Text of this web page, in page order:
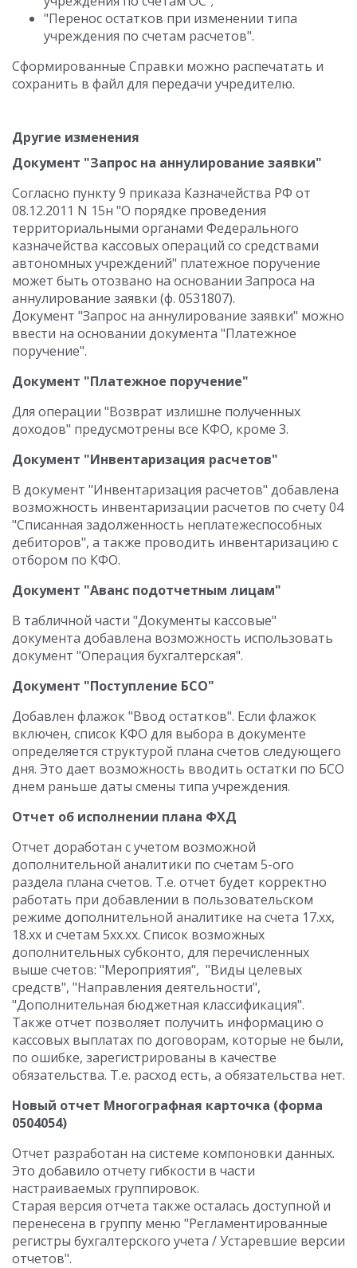
"Перенос остатков при изменении типа
учреждения по счетам расчетов".
Сформированные Справки можно распечатать и
сохранить в файл для передачи учредителю.
Другие изменения
Документ "Запрос на аннулирование заявки"
Согласно пункту 9 приказа Казначейства РФ от
08.12.2011 N 15н "О порядке проведения
территориальными органами Федерального
казначейства кассовых операций со средствами
автономных учреждений" платежное поручение
может быть отозвано на основании Запроса на
аннулирование заявки (ф. 0531807).
Документ "Запрос на аннулирование заявки" можно
ввести на основании документа "Платежное
поручение".
Документ "Платежное поручение"
Для операции "Возврат излишне полученных
доходов" предусмотрены все КФО, кроме 3.
Документ "Инвентаризация расчетов"
В документ "Инвентаризация расчетов" добавлена
возможность инвентаризации расчетов по счету 04
"Списанная задолженность неплатежеспособных
дебиторов", а также проводить инвентаризацию с
отбором по КФО.
Документ "Аванс подотчетным лицам"
В табличной части "Документы кассовые"
документа добавлена возможность использовать
документ "Операция бухгалтерская".
Документ "Поступление БСО"
Добавлен флажок "Ввод остатков". Если флажок
включен, список КФО для выбора в документе
определяется структурой плана счетов следующего
дня. Это дает возможность вводить остатки по БСО
днем раньше даты смены типа учреждения.
Отчет об исполнении плана ФХД
Отчет доработан с учетом возможной
дополнительной аналитики по счетам 5-ого
раздела плана счетов. Т.е. отчет будет корректно
работать при добавлении в пользовательском
режиме дополнительной аналитике на счета 17.хх,
18.хх и счетам 5хх.хх. Список возможных
дополнительных субконто, для перечисленных
выше счетов: "Мероприятия", "Виды целевых
средств", "Направления деятельности",
"Дополнительная бюджетная классификация".
Также отчет позволяет получить информацию о
кассовых выплатах по договорам, которые не были,
по ошибке, зарегистрированы в качестве
обязательства. Т.е. расход есть, а обязательства нет.
Новый отчет Многографная карточка (форма
0504054)
Отчет разработан на системе компоновки данных.
Это добавило отчету гибкости в части
настраиваемых группировок.
Старая версия отчета также осталась доступной и
перенесена в группу меню "Регламентированные
регистры бухгалтерского учета / Устаревшие версии
отчетов".